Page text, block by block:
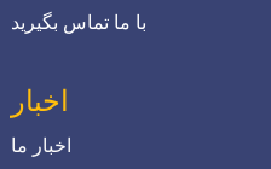
با ما تماس بگیرید
اخبار
اخبار ما